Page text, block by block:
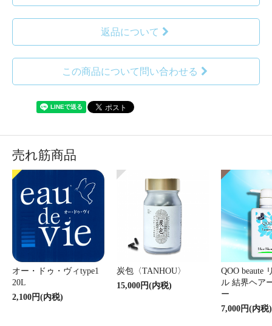
返品について
この商品について問い合わせる
売れ筋商品
オー・ドゥ・ヴィtype1
20L
2,100円(内税)
炭包〈TANHOU〉
15,000円(内税)
QOO beaute
ル 結界ヘア
ー
7,000円(内税)